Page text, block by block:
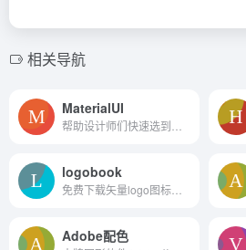
相关导航
MaterialUI
logobook
Adobe配色